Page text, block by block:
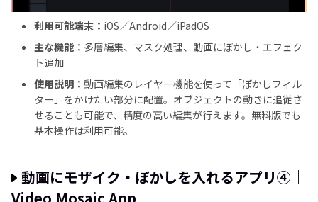
利用可能端末： iOS／Android／iPadOS
主な機能： 多層編集、マスク処理、動画にぼかし・エフェク
ト追加
使用説明： 動画編集のレイヤー機能を使って「ぼかしフィル
ター」をかけたい部分に配置。オブジェクトの動きに追従さ
せることも可能で、精度の高い編集が行えます。無料版でも
基本操作は利用可能。
動画にモザイク・ぼかしを入れるアプリ④｜